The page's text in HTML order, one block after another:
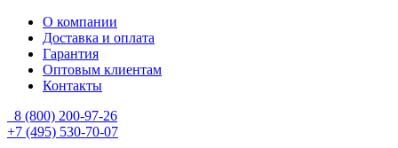
О компании
Доставка и оплата
Гарантия
Оптовым клиентам
Контакты
8 (800) 200-97-26
+7 (495) 530-70-07